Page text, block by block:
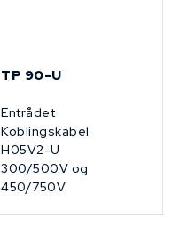
TP 90-U
Entrådet
Koblingskabel
H05V2-U
300/500V og
450/750V